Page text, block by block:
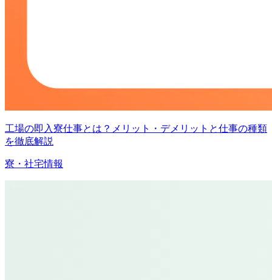
工場の即入寮仕事とは？メリット・デメリットと仕事の種類
を徹底解説
寮・社宅情報